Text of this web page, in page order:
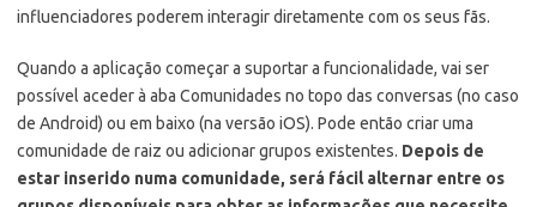
influenciadores poderem interagir diretamente com os seus fãs.
Quando a aplicação começar a suportar a funcionalidade, vai ser
possível aceder à aba Comunidades no topo das conversas (no caso
de Android) ou em baixo (na versão iOS). Pode então criar uma
comunidade de raiz ou adicionar grupos existentes. Depois de
estar inserido numa comunidade, será fácil alternar entre os